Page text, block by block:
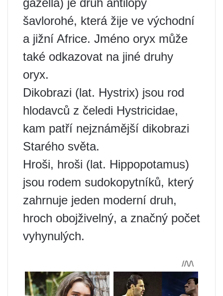
gazella) je druh antilopy
šavlorohé, která žije ve východní
a jižní Africe. Jméno oryx může
také odkazovat na jiné druhy
oryx.
Dikobrazi (lat. Hystrix) jsou rod
hlodavců z čeledi Hystricidae,
kam patří nejznámější dikobrazi
Starého světa.
Hroši, hroši (lat. Hippopotamus)
jsou rodem sudokopytníků, který
zahrnuje jeden moderní druh,
hroch obojživelný, a značný počet
vyhynulých.